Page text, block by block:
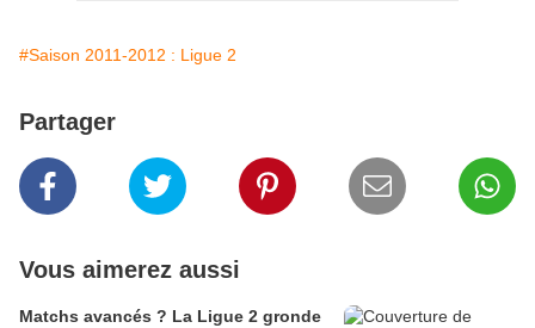
#Saison 2011-2012 : Ligue 2
Partager
Vous aimerez aussi
Matchs avancés ? La Ligue 2 gronde